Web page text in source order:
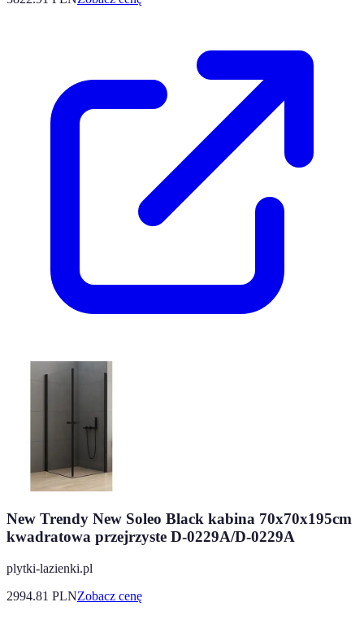
New Trendy New Soleo Black kabina 70x70x195cm
kwadratowa przejrzyste D-0229A/D-0229A
plytki-lazienki.pl
2994.81 PLNZobacz cenę